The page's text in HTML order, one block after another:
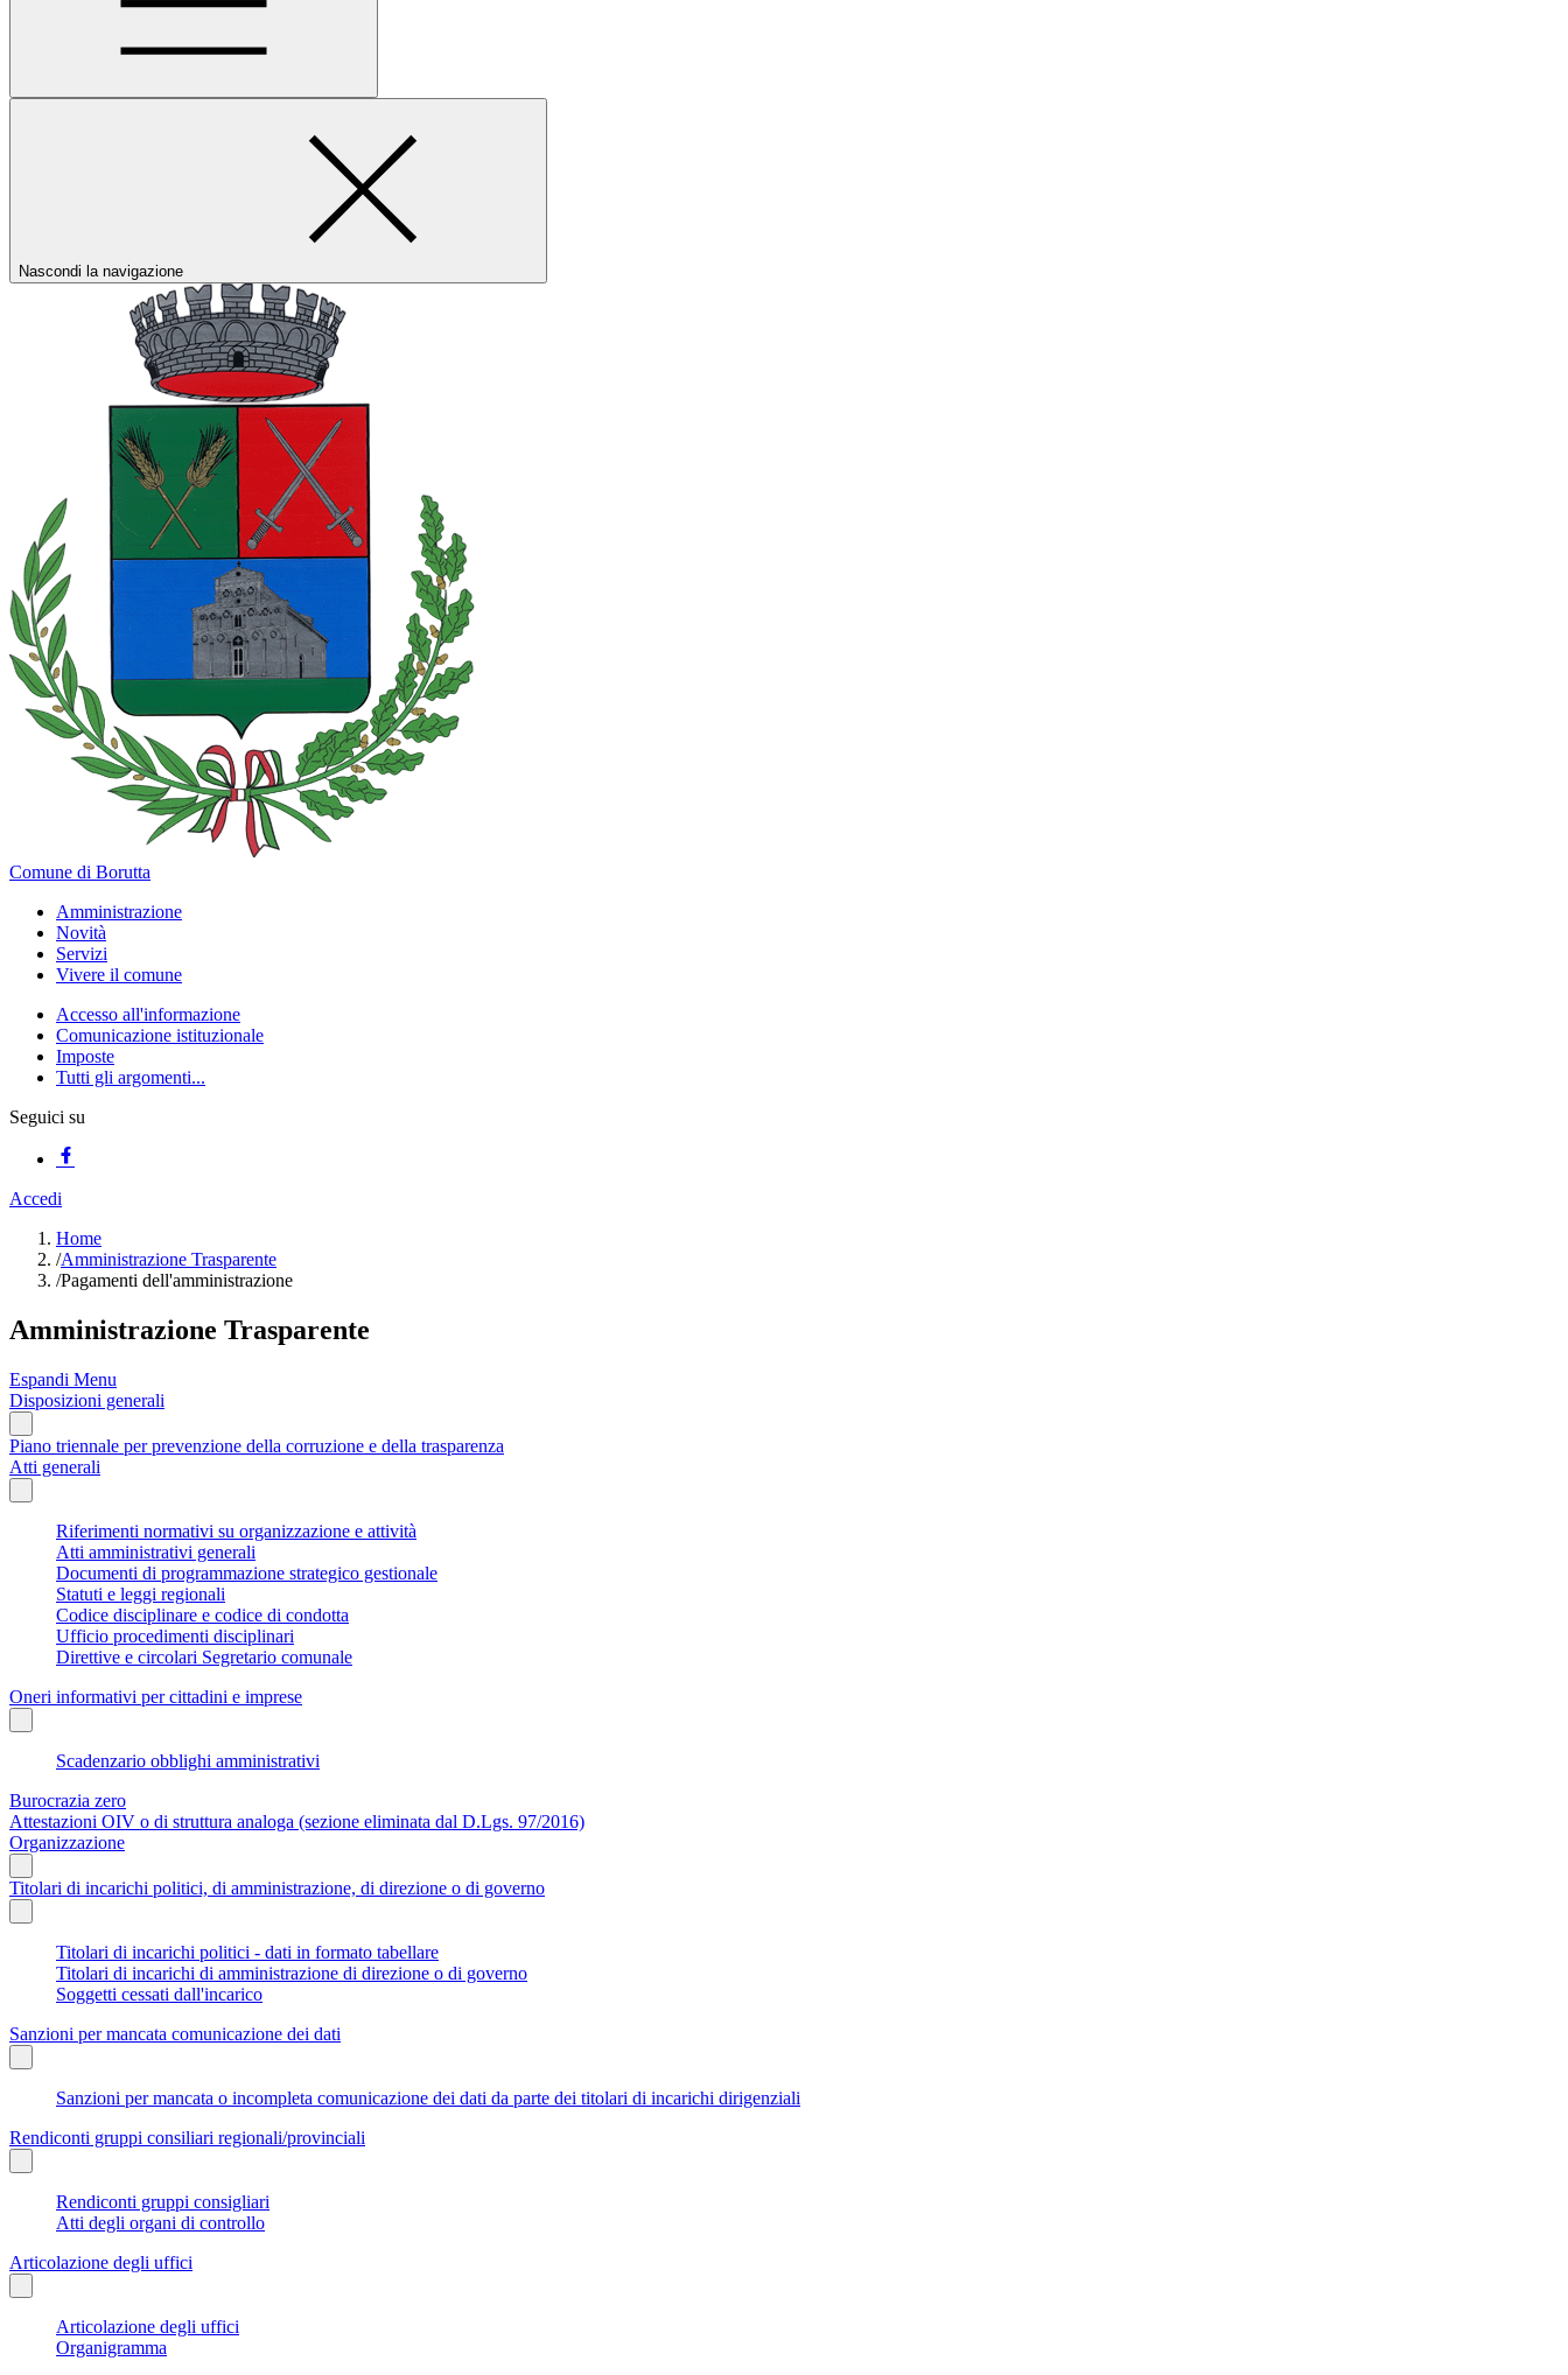
Nascondi la navigazione
Comune di Borutta
Amministrazione
Novità
Servizi
Vivere il comune
Accesso all'informazione
Comunicazione istituzionale
Imposte
Tutti gli argomenti...
Seguici su
Accedi
Home
/Amministrazione Trasparente
/Pagamenti dell'amministrazione
Amministrazione Trasparente
Espandi Menu
Disposizioni generali
Piano triennale per prevenzione della corruzione e della trasparenza
Atti generali
Riferimenti normativi su organizzazione e attività
Atti amministrativi generali
Documenti di programmazione strategico gestionale
Statuti e leggi regionali
Codice disciplinare e codice di condotta
Ufficio procedimenti disciplinari
Direttive e circolari Segretario comunale
Oneri informativi per cittadini e imprese
Scadenzario obblighi amministrativi
Burocrazia zero
Attestazioni OIV o di struttura analoga (sezione eliminata dal D.Lgs. 97/2016)
Organizzazione
Titolari di incarichi politici, di amministrazione, di direzione o di governo
Titolari di incarichi politici - dati in formato tabellare
Titolari di incarichi di amministrazione di direzione o di governo
Soggetti cessati dall'incarico
Sanzioni per mancata comunicazione dei dati
Sanzioni per mancata o incompleta comunicazione dei dati da parte dei titolari di incarichi dirigenziali
Rendiconti gruppi consiliari regionali/provinciali
Rendiconti gruppi consigliari
Atti degli organi di controllo
Articolazione degli uffici
Articolazione degli uffici
Organigramma